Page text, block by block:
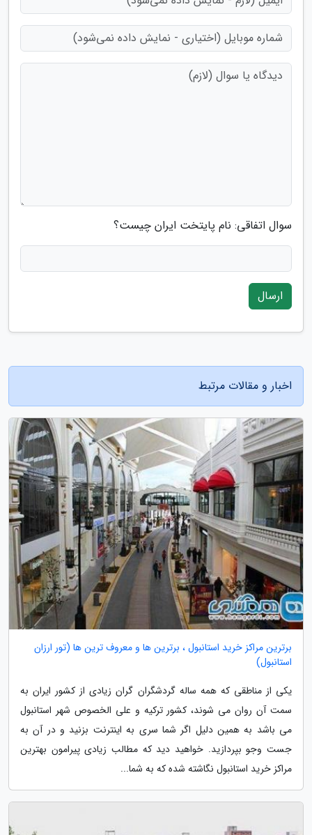
سوال اتفاقی: نام پایتخت ایران چیست؟
ارسال
اخبار و مقالات مرتبط
برترین مراکز خرید استانبول ، برترین ها و معروف ترین ها (تور ارزان
استانبول)
یکی از مناطقی که همه ساله گردشگران گران زیادی از کشور ایران به
سمت آن روان می شوند، کشور ترکیه و علی الخصوص شهر استانبول
می باشد به همین دلیل اگر شما سری به اینترنت بزنید و در آن به
جست وجو بپردازید. خواهید دید که مطالب زیادی پیرامون بهترین
مراکز خرید استانبول نگاشته شده که به شما...